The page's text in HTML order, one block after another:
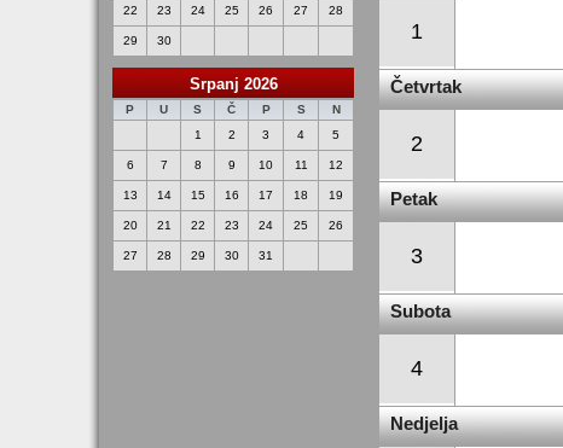
22 23 24 25 26 27 28
29 30
Srpanj 2026
P U S Č P S
N
1
2 3 4 5
6 7 8 9 10 11 12
13 14 15 16 17 18 19
20 21 22 23 24 25 26
27 28 29 30 31
1
Četvrtak
2
Petak
3
Subota
4
Nedjelja